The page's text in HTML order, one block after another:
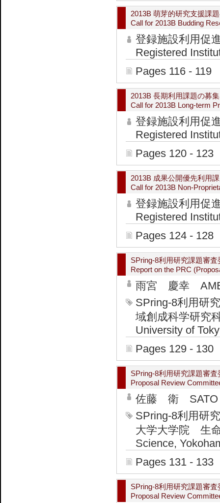
2013B 萌芽的研究支援課
Call for 2013B Budding
登録施設利用
Registered
Pages 116 - 119
2013B 長期利用課題の募
Call for 2013B Long-term
登録施設利用
Registered
Pages 120 - 123
2013B 成果公開優先利用
Call for 2013B Non-
登録施設利用
Registered
Pages 124 - 128
SPring-8利用研究課題審
Report on the PRC
雨宮 慶幸
SPring-8利用研
域創成科学研究
University of
Pages 129 - 130
SPring-8利用研究課題審
Proposal Review
佐藤 衛 SATO
SPring-8利用研
大学大学院 生
Science,
Pages 131 - 133
SPring-8利用研究課題審
Proposal Review